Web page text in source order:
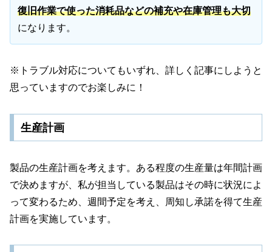
復旧作業で使った消耗品などの補充や在庫管理も大切
になります。
※トラブル対応についてもいずれ、詳しく記事にしようと
思っていますのでお楽しみに！
生産計画
製品の生産計画を考えます。ある程度の生産量は年間計画
で決めますが、私が担当している製品はその時に状況によ
って変わるため、週間予定を考え、周知し承諾を得て生産
計画を実施しています。